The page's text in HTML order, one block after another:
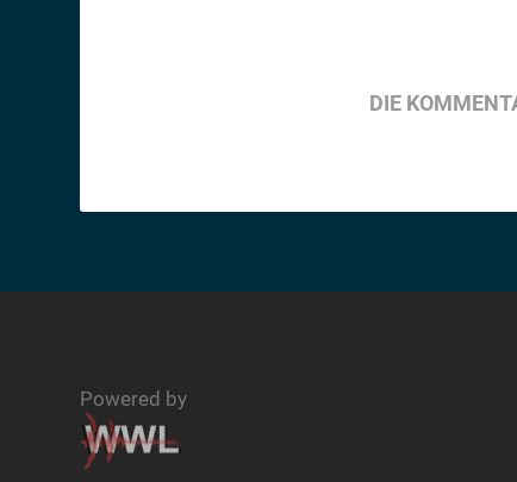
DIE
Powered by